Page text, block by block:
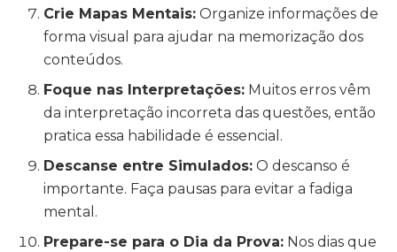
Crie Mapas Mentais: Organize informações de
forma visual para ajudar na memorização dos
conteúdos.
Foque nas Interpretações: Muitos erros vêm
da interpretação incorreta das questões, então
pratica essa habilidade é essencial.
Descanse entre Simulados: O descanso é
importante. Faça pausas para evitar a fadiga
mental.
Prepare-se para o Dia da Prova: Nos dias que